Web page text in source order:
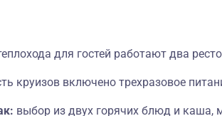
для гостей работают два
круизов включено трехразовое
выбор из двух горячих блюд и каша,